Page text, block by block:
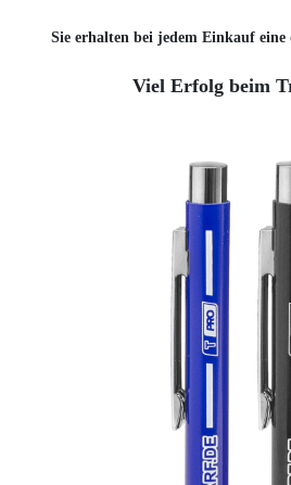
Sie erhalten bei jedem Einkauf
Viel Erfolg beim